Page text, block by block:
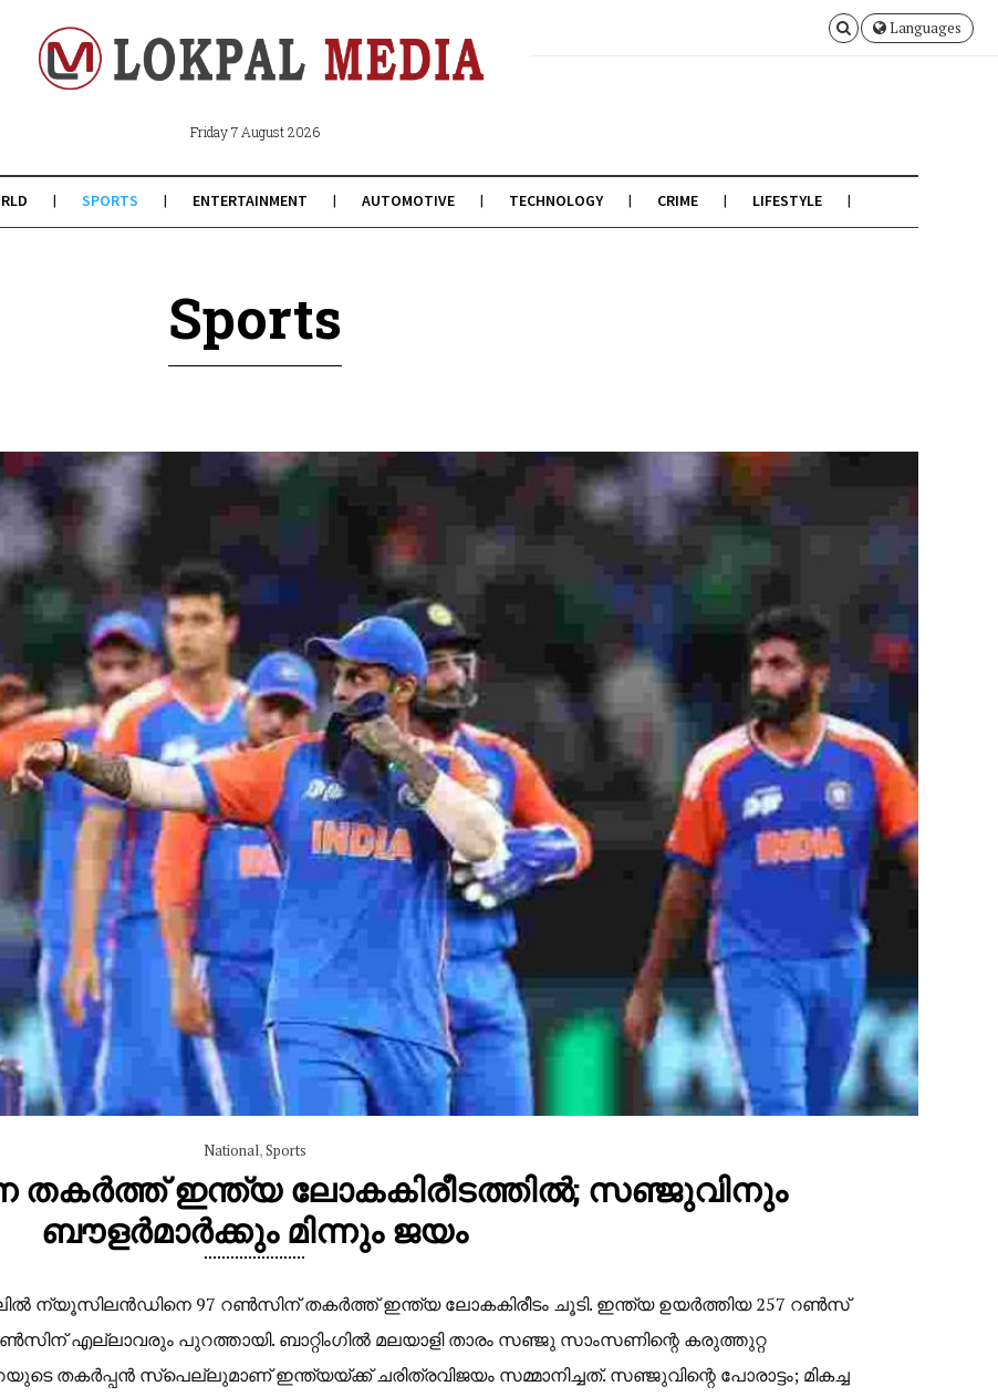
Languages
Friday 7 August 2026
SPORTS ENTERTAINMENT AUTOMOTIVE TECHNOLOGY CRIME LIFESTYLE
Sports
National,Sports
ഇന്ത്യ ലോകകിരീടത്തിൽ; സഞ്ജുവിനും
ബൗളർമാർക്കും മിന്നും ജയം
ന്യൂസിലൻഡിനെ 97 റൺസിന് തകർത്ത് ഇന്ത്യ ലോകകിരീടം ചൂടി. ഇന്ത്യ ഉയർത്തിയ 257 റൺസ്
എല്ലാവരും പുറത്തായി. ബാറ്റിംഗിൽ മലയാളി താരം സഞ്ജു സാംസണിന്റെ കരുത്തുറ്റ
തകർപ്പൻ സ്പെല്ലുമാണ് ഇന്ത്യയ്ക്ക് ചരിത്രവിജയം സമ്മാനിച്ചത്. ​സഞ്ജുവിന്റെ പോരാട്ടം; മികച്ച